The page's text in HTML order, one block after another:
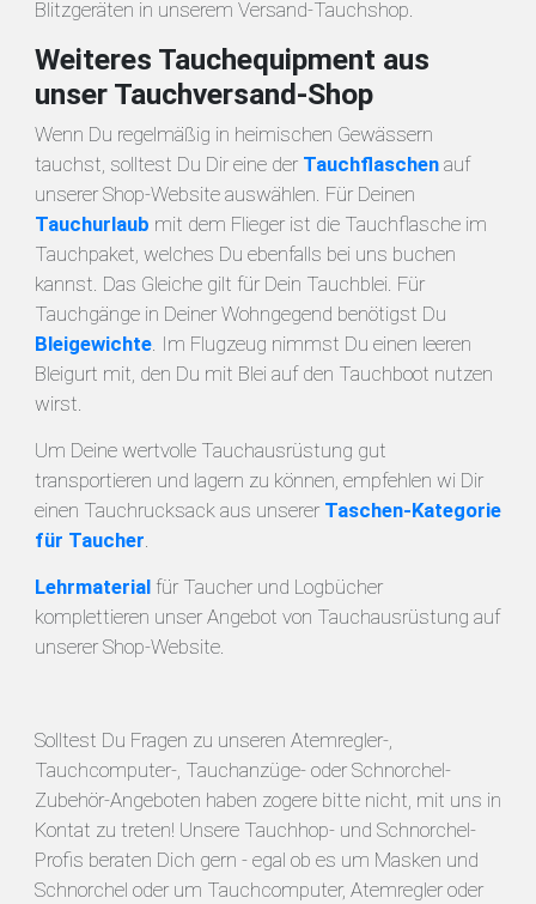
Blitzgeräten in unserem Versand-Tauchshop.
Weiteres Tauchequipment aus
unser Tauchversand-Shop
Wenn Du regelmäßig in heimischen Gewässern
tauchst, solltest Du Dir eine der Tauchflaschen auf
unserer Shop-Website auswählen. Für Deinen
Tauchurlaub mit dem Flieger ist die Tauchflasche im
Tauchpaket, welches Du ebenfalls bei uns buchen
kannst. Das Gleiche gilt für Dein Tauchblei. Für
Tauchgänge in Deiner Wohngegend benötigst Du
Bleigewichte. Im Flugzeug nimmst Du einen leeren
Bleigurt mit, den Du mit Blei auf den Tauchboot nutzen
wirst.
Um Deine wertvolle Tauchausrüstung gut
transportieren und lagern zu können, empfehlen wi Dir
einen Tauchrucksack aus unserer Taschen-Kategorie
für Taucher.
Lehrmaterial für Taucher und Logbücher
komplettieren unser Angebot von Tauchausrüstung auf
unserer Shop-Website.
Solltest Du Fragen zu unseren Atemregler-,
Tauchcomputer-, Tauchanzüge- oder Schnorchel-
Zubehör-Angeboten haben zogere bitte nicht, mit uns in
Kontat zu treten! Unsere Tauchhop- und Schnorchel-
Profis beraten Dich gern - egal ob es um Masken und
Schnorchel oder um Tauchcomputer, Atemregler oder